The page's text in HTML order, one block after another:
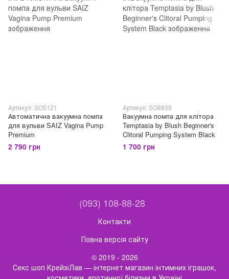
Артикул: SO5121
Автоматична вакуумна помпа
для вульви SAIZ Vagina Pump
Premium
2 790 грн
Артикул: SO8839
Вакуумна помпа для клітора
Temptasia by Blush Beginner's
Clitoral Pumping System Black
1 700 грн
(093) 108-88-28
Контакти
Повна версія сайту
© 2019 - 2026
Секс шоп КрейзіЛав — інтернет магазин інтимних іграшок,